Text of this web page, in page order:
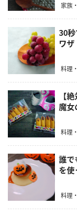
家族
30
ワザ
料理
【
魔女
料理
誰
を
料理